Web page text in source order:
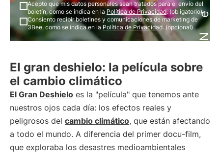
Acepto que mis datos personales sean tratados para el envío del
boletín, como se indica en la Política de Privacidad. (obligatorio)
Consiento recibir boletines y comunicaciones de marketing de
3Bee, como se indica en la Política de Privacidad. (opcional)
El gran deshielo: la película sobre
el cambio climático
El Gran Deshielo es la "película" que tenemos ante
nuestros ojos cada día: los efectos reales y
peligrosos del cambio climático, que están afectando
a todo el mundo. A diferencia del primer docu-film,
que exploraba los desastres medioambientales